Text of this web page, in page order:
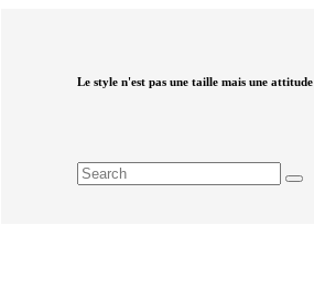
Le style n'est pas une taille mais une attitude